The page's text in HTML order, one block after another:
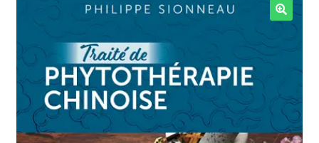
FORMATION MÉDECINE CHINOISE
LIVRE MÉDECINE CHINOISE
FORUM